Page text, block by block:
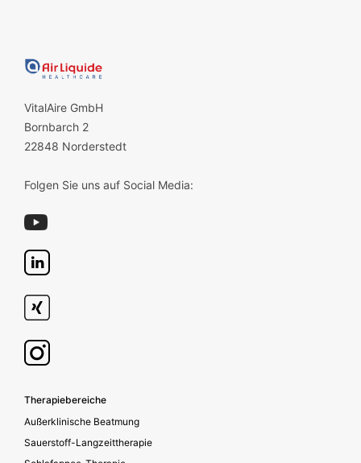
VitalAire GmbH
Bornbarch 2
22848 Norderstedt
Folgen Sie uns auf Social Media:
Footer secondary
Therapiebereiche
Außerklinische Beatmung
Sauerstoff-Langzeittherapie